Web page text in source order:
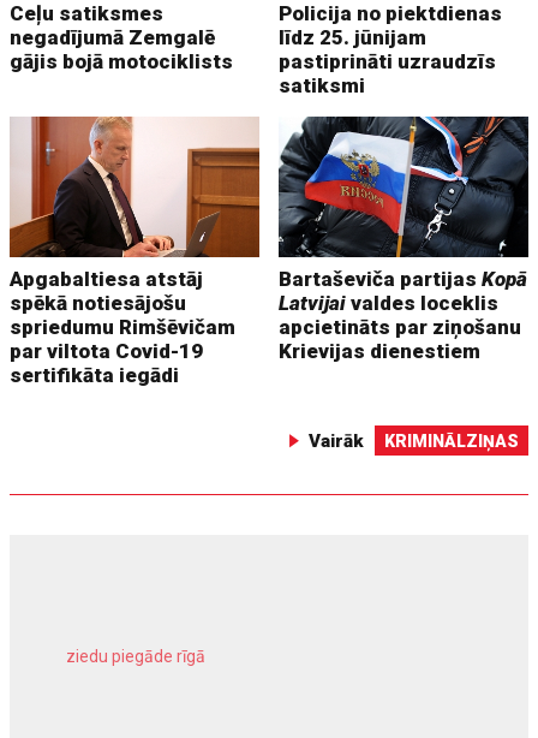
Ceļu satiksmes
negadījumā Zemgalē
gājis bojā motociklists
Policija no piektdienas
līdz 25. jūnijam
pastiprināti uzraudzīs
satiksmi
Apgabaltiesa atstāj
spēkā notiesājošu
spriedumu Rimšēvičam
par viltota Covid-19
sertifikāta iegādi
Bartaševiča partijasKopā
Latvijai valdes loceklis
apcietināts par ziņošanu
Krievijas dienestiem
Vairāk KRIMINĀLZIŅAS
ziedu piegāde rīgā